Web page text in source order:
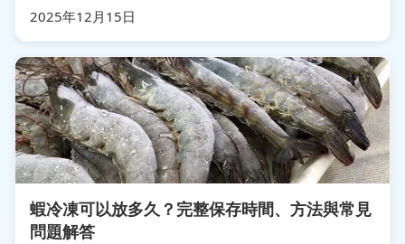
2025年12月15日
蝦冷凍可以放多久？完整保存時間、方法與常見
問題解答